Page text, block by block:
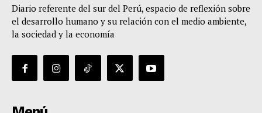
Diario referente del sur del Perú, espacio de reflexión sobre
el desarrollo humano y su relación con el medio ambiente,
la sociedad y la economía